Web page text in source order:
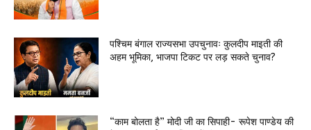
पश्चिम बंगाल राज्यसभा उपचुनावः कुलदीप माइती की
अहम भूमिका, भाजपा टिकट पर लड़ सकते चुनाव?
“काम बोलता है” मोदी जी का सिपाही- रूपेश पाण्डेय की